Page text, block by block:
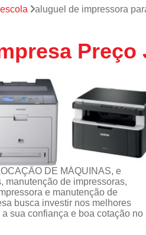
aluguel de impressora
DE MÁQUINAS, e
manutenção de impressoras,
e manutenção de
busca investir nos melhores
sua confiança e boa cotação no